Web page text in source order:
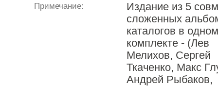
Примечание:
Издание из 5
сложенных
каталогов в одном
комплекте - (Лев
Мелихов, Сергей
Ткаченко, Макс
Андрей Рыбаков,